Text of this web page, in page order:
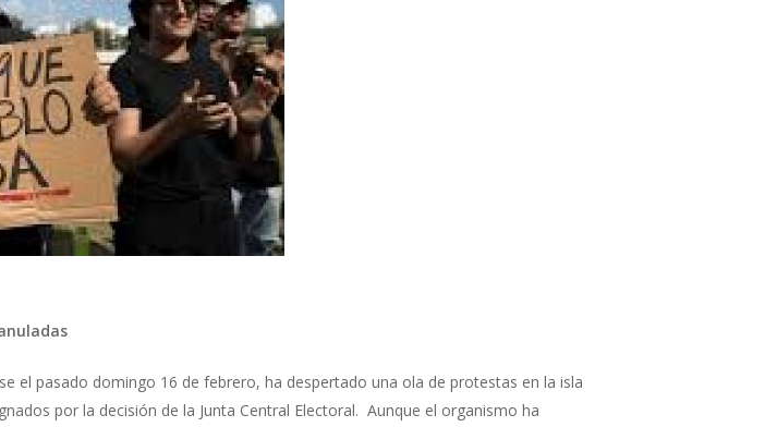
el pasado domingo 16 de febrero, ha despertado una ola de protestas en la isla
por la decisión de la Junta Central Electoral. Aunque el organismo ha